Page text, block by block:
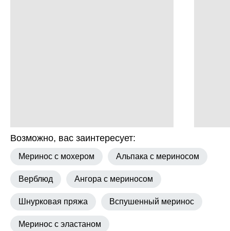
Возможно, вас заинтересует:
Меринос с мохером Альпака с мериносом
Верблюд Ангора с мериносом
Шнурковая пряжа Вспушенный меринос
Меринос с эластаном